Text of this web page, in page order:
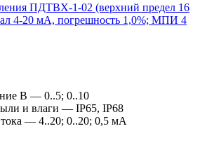
ПДТВХ-1-02 (верхний предел 16
4-20 мА, погрешность 1,0%; МПИ 4
В — 0..5; 0..10
и влаги — IP65, IP68
— 4..20; 0..20; 0,5 мА